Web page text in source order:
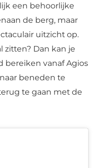
een behoorlijke
de berg, maar
uitzicht op.
zitten? Dan kan je
bereiken vanaf Agios
beneden te
te gaan met de